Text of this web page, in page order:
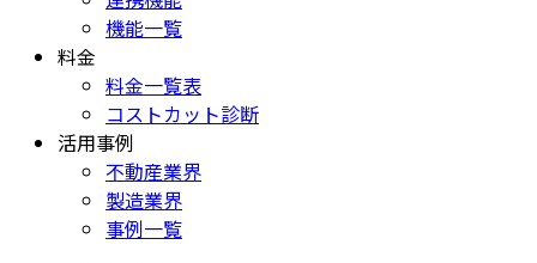
機能一覧
料金
料金一覧表
コストカット診断
活用事例
不動産業界
製造業界
事例一覧